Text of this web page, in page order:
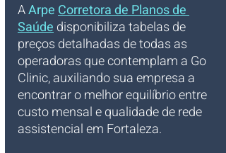
AArpe Corretora de Planos de
Saúde disponibiliza tabelas de
preços detalhadas de todas as
operadoras que contemplam a Go
Clinic, auxiliando sua empresa a
encontrar o melhor equilíbrio entre
custo mensal e qualidade de rede
assistencial em Fortaleza.